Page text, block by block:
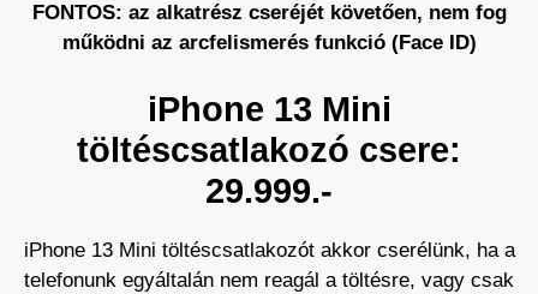
FONTOS: az alkatrész cseréjét követően, nem fog
működni az arcfelismerés funkció (Face ID)
iPhone 13 Mini
töltéscsatlakozó csere:
29.999.-
iPhone 13 Mini töltéscsatlakozót akkor cserélünk, ha a
telefonunk egyáltalán nem reagál a töltésre, vagy csak